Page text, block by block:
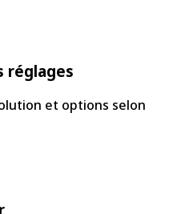
réglages
et options selon